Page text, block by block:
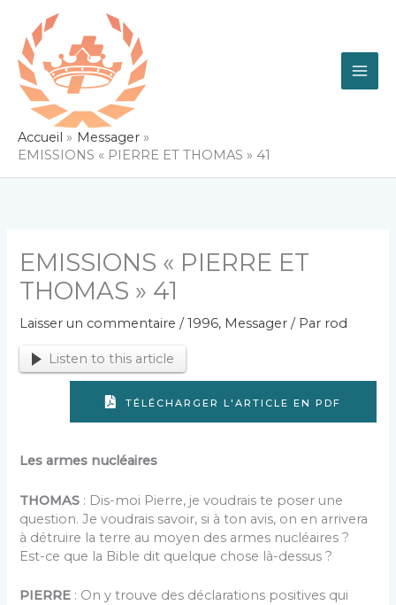
contenu
Accueil
Messager
EMISSIONS « PIERRE ET THOMAS » 41
EMISSIONS « PIERRE ET
THOMAS » 41
Laisser un commentaire /1996, Messager / Par rod
Listen to this article
TÉLÉCHARGER L'ARTICLE EN PDF
Les armes nucléaires
THOMAS : Dis-moi Pierre, je voudrais te poser une
question. Je voudrais savoir, si à ton avis, on en arrivera
à détruire la terre au moyen des armes nucléaires ?
Est-ce que la Bible dit quelque chose là-dessus ?
PIERRE : On y trouve des déclarations positives qui